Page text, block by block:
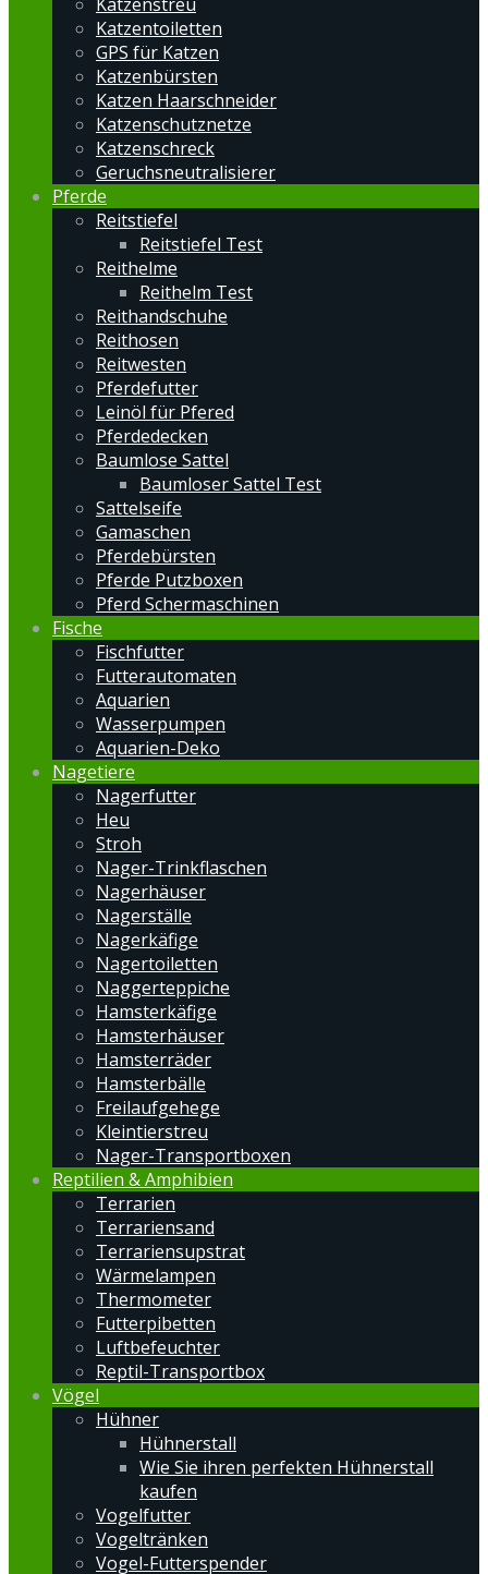
Katzentoiletten
GPS für Katzen
Katzenbürsten
Katzen Haarschneider
Katzenschutznetze
Katzenschreck
Geruchsneutralisierer
Pferde
Reitstiefel
Reitstiefel Test
Reithelme
Reithelm Test
Reithandschuhe
Reithosen
Reitwesten
Pferdefutter
Leinöl für Pfered
Pferdedecken
Baumlose Sattel
Baumloser Sattel Test
Sattelseife
Gamaschen
Pferdebürsten
Pferde Putzboxen
Pferd Schermaschinen
Fische
Fischfutter
Futterautomaten
Aquarien
Wasserpumpen
Aquarien-Deko
Nagetiere
Nagerfutter
Heu
Stroh
Nager-Trinkflaschen
Nagerhäuser
Nagerställe
Nagerkäfige
Nagertoiletten
Naggerteppiche
Hamsterkäfige
Hamsterhäuser
Hamsterräder
Hamsterbälle
Freilaufgehege
Kleintierstreu
Nager-Transportboxen
Reptilien & Amphibien
Terrarien
Terrariensand
Terrariensupstrat
Wärmelampen
Thermometer
Futterpibetten
Luftbefeuchter
Reptil-Transportbox
Vögel
Hühner
Hühnerstall
Wie Sie ihren perfekten Hühnerstall
kaufen
Vogelfutter
Vogeltränken
Vogel-Futterspender